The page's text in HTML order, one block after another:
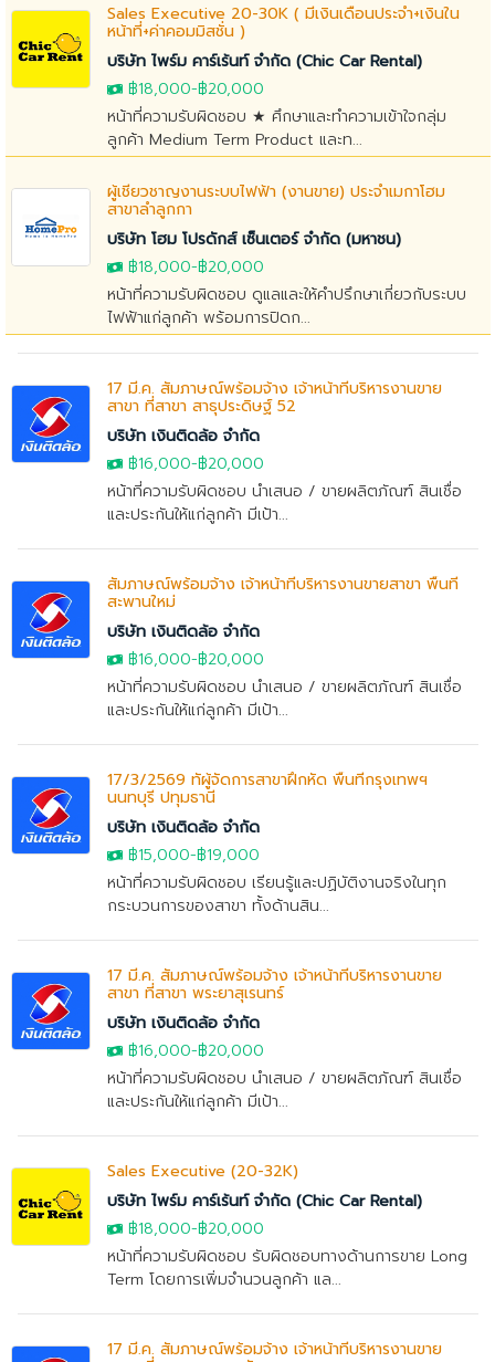
Sales Executive 20-30K ( มีเงินเดือนประจำ+เงินใน
หน้าที่+ค่าคอมมิสชั่น )
บริษัท ไพร์ม คาร์เร้นท์ จำกัด (Chic Car Rental)
฿18,000-฿20,000
หน้าที่ความรับผิดชอบ ★ ศึกษาและทำความเข้าใจกลุ่ม
ลูกค้า Medium Term Product และท...
ผู้เชี่ยวชาญงานระบบไฟฟ้า (งานขาย) ประจำเมกาโฮม
สาขาลำลูกกา
บริษัท โฮม โปรดักส์ เซ็นเตอร์ จำกัด (มหาชน)
฿18,000-฿20,000
หน้าที่ความรับผิดชอบ ดูแลและให้คำปรึกษาเกี่ยวกับระบบ
ไฟฟ้าแก่ลูกค้า พร้อมการปิดก...
17 มี.ค. สัมภาษณ์พร้อมจ้าง เจ้าหน้าที่บริหารงานขาย
สาขา ที่สาขา สาธุประดิษฐ์ 52
บริษัท เงินติดล้อ จำกัด
฿16,000-฿20,000
หน้าที่ความรับผิดชอบ นำเสนอ / ขายผลิตภัณฑ์ สินเชื่อ
และประกันให้แก่ลูกค้า มีเป้า...
สัมภาษณ์พร้อมจ้าง เจ้าหน้าที่บริหารงานขายสาขา พื้นที่
สะพานใหม่
บริษัท เงินติดล้อ จำกัด
฿16,000-฿20,000
หน้าที่ความรับผิดชอบ นำเสนอ / ขายผลิตภัณฑ์ สินเชื่อ
และประกันให้แก่ลูกค้า มีเป้า...
17/3/2569 ทัผู้จัดการสาขาฝึกหัด พื้นที่กรุงเทพฯ
นนทบุรี ปทุมธานี
บริษัท เงินติดล้อ จำกัด
฿15,000-฿19,000
หน้าที่ความรับผิดชอบ เรียนรู้และปฏิบัติงานจริงในทุก
กระบวนการของสาขา ทั้งด้านสิน...
17 มี.ค. สัมภาษณ์พร้อมจ้าง เจ้าหน้าที่บริหารงานขาย
สาขา ที่สาขา พระยาสุเรนทร์
บริษัท เงินติดล้อ จำกัด
฿16,000-฿20,000
หน้าที่ความรับผิดชอบ นำเสนอ / ขายผลิตภัณฑ์ สินเชื่อ
และประกันให้แก่ลูกค้า มีเป้า...
Sales Executive (20-32K)
บริษัท ไพร์ม คาร์เร้นท์ จำกัด (Chic Car Rental)
฿18,000-฿20,000
หน้าที่ความรับผิดชอบ รับผิดชอบทางด้านการขาย Long
Term โดยการเพิ่มจำนวนลูกค้า แล...
17 มี.ค. สัมภาษณ์พร้อมจ้าง เจ้าหน้าที่บริหารงานขาย